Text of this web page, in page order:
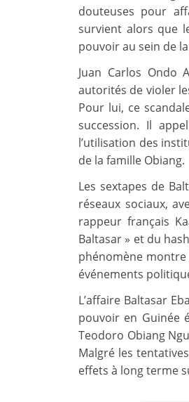
douteuses pour
survient alors que
pouvoir au sein de
Juan Carlos Ondo
autorités de violer
Pour lui, ce
succession. Il
l’utilisation des
de la famille Obiang.
Les sextapes de
réseaux sociaux,
rappeur français
Baltasar » et du
phénomène montre
événements
L’affaire Baltasar
pouvoir en Guinée
Teodoro Obiang
Malgré les
effets à long terme